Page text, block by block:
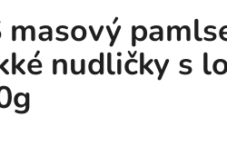
P
masový
nudličky s